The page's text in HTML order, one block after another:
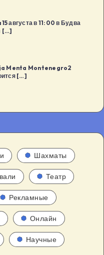
августа в 11:00 в Будва
[…]
Menta Montenegro2
[…]
Шахматы
Театр
Рекламные
Онлайн
Научные